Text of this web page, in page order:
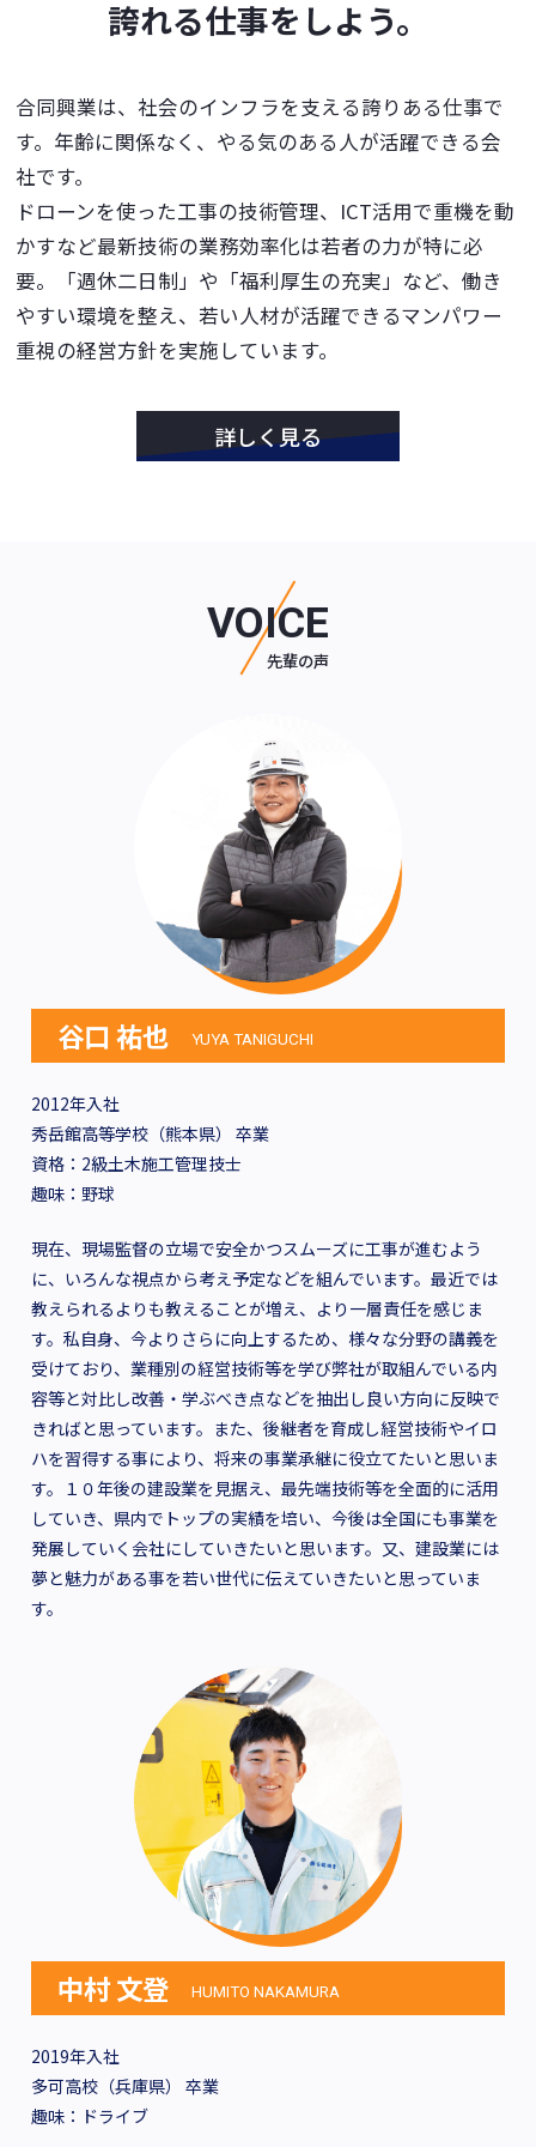
誇れる仕事をしよう。
合同興業は、社会のインフラを支える誇りある仕事で
す。年齢に関係なく、やる気のある人が活躍できる会
社です。
ドローンを使った工事の技術管理、ICT活用で重機を動
かすなど最新技術の業務効率化は若者の力が特に必
要。「週休二日制」や「福利厚生の充実」など、働き
やすい環境を整え、若い人材が活躍できるマンパワー
重視の経営方針を実施しています。
詳しく見る
VOICE
先輩の声
谷口 祐也 YUYA TANIGUCHI
2012年入社
秀岳館高等学校（熊本県） 卒業
資格：2級土木施工管理技士
趣味：野球
現在、現場監督の立場で安全かつスムーズに工事が進むよう
に、いろんな視点から考え予定などを組んでいます。最近では
教えられるよりも教えることが増え、より一層責任を感じま
す。私自身、今よりさらに向上するため、様々な分野の講義を
受けており、業種別の経営技術等を学び弊社が取組んでいる内
容等と対比し改善・学ぶべき点などを抽出し良い方向に反映で
きればと思っています。また、後継者を育成し経営技術やイロ
ハを習得する事により、将来の事業承継に役立てたいと思いま
す。１０年後の建設業を見据え、最先端技術等を全面的に活用
していき、県内でトップの実績を培い、今後は全国にも事業を
発展していく会社にしていきたいと思います。又、建設業には
夢と魅力がある事を若い世代に伝えていきたいと思っていま
す。
中村 文登 HUMITO NAKAMURA
2019年入社
多可高校（兵庫県） 卒業
趣味：ドライブ